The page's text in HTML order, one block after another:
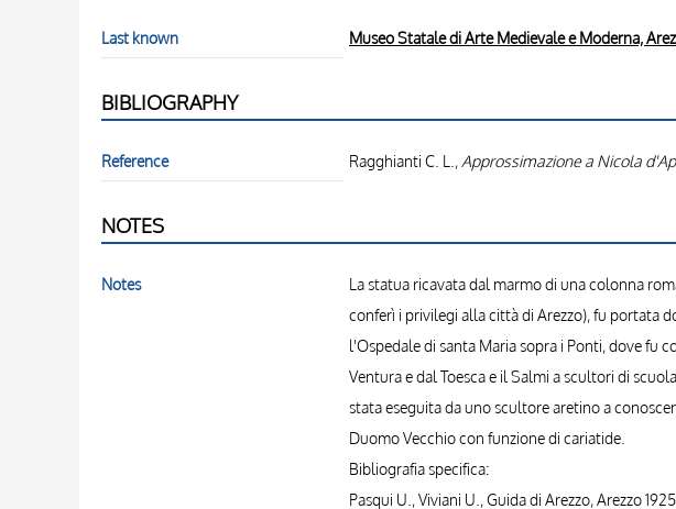
Last known Museo Statale di Arte Medievale e Moderna,
BIBLIOGRAPHY
Reference Ragghianti C. L., Approssimazione a Nicola
NOTES
Notes
La statua ricavata dal marmo di una colonna
conferì i privilegi alla città di Arezzo), fu portata
l'Ospedale di santa Maria sopra i Ponti, dove fu
Ventura e dal Toesca e il Salmi a scultori di
stata eseguita da uno scultore aretino a
Duomo Vecchio con funzione di cariatide.
Bibliografia specifica:
Pasqui U., Viviani U., Guida di Arezzo, Arezzo